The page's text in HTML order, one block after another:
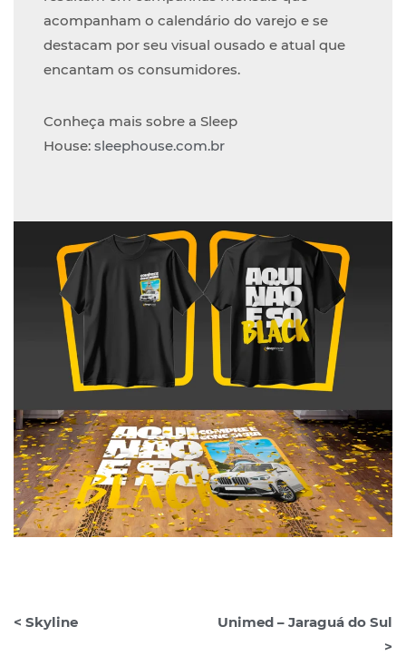
acompanham o calendário do varejo e se
destacam por seu visual ousado e atual que
encantam os consumidores.
Conheça mais sobre a Sleep
House:sleephouse.com.br
< Skyline
Unimed – Jaraguá do Sul
>